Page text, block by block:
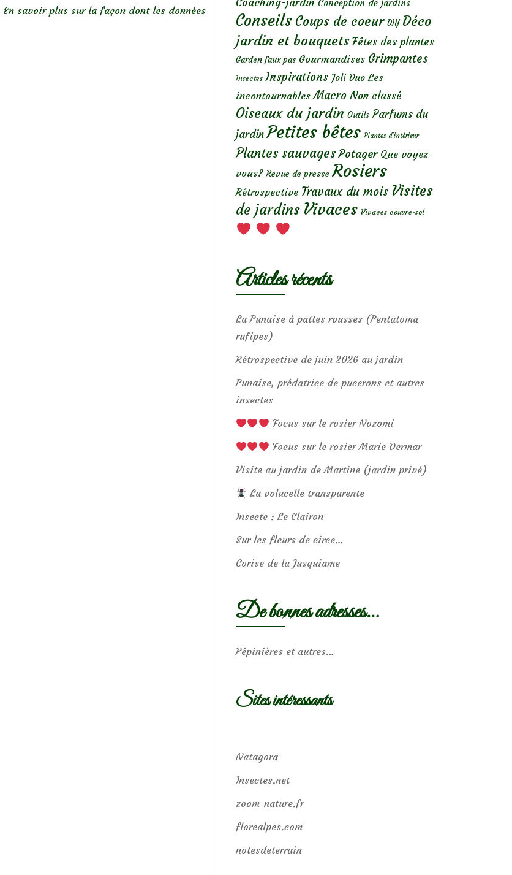
En savoir plus sur la façon dont les données
Conception de jardins
Conseils Coups de coeur DIY Déco
jardin et bouquets Fêtes des plantes
Garden faux pas Gourmandises Grimpantes
Insectes Inspirations Joli Duo Les
incontournables Macro Non classé
Oiseaux du jardin Outils Parfums du
jardin Petites bêtes Plantes d’intérieur
Plantes sauvages Potager Que voyez-
vous? Revue de presse Rosiers
Rétrospective Travaux du mois Visites
de jardins Vivaces Vivaces couvre-sol
Articles récents
La Punaise à pattes rousses (Pentatoma
rufipes)
Rétrospective de juin 2026 au jardin
Punaise, prédatrice de pucerons et autres
insectes
Focus sur le rosier Nozomi
Focus sur le rosier Marie Dermar
Visite au jardin de Martine (jardin privé)
La volucelle transparente
Insecte : Le Clairon
Sur les fleurs de circe…
Corise de la Jusquiame
De bonnes adresses…
Pépinières et autres…
Sites intéressants
Natagora
Insectes.net
zoom-nature.fr
florealpes.com
notesdeterrain